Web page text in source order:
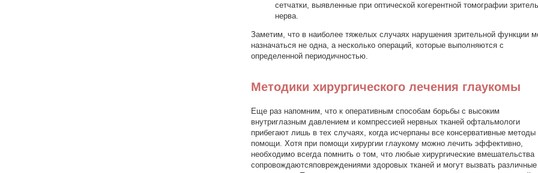
сетчатки, выявленные при оптической когерентной томографии
нерва.
Заметим, что в наиболее тяжелых случаях нарушения зрительной функции
назначаться не одна, а несколько операций, которые выполняются с
определенной периодичностью.
Методики хирургического лечения глаукомы
Еще раз напомним, что к оперативным способам борьбы с высоким
внутриглазным давлением и компрессией нервных тканей офтальмологи
прибегают лишь в тех случаях, когда исчерпаны все консервативные методы
помощи. Хотя при помощи хирургии глаукому можно лечить эффективно,
необходимо всегда помнить о том, что любые хирургические вмешательства
сопровождаютсяповреждениями здоровых тканей и могут вызвать различные